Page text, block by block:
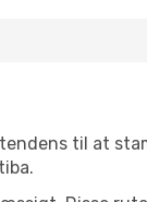
til at